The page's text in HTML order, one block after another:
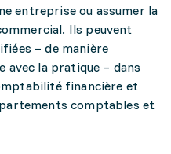
entreprise ou assumer la
Ils peuvent
– de manière
avec la pratique – dans
financière et
comptables et